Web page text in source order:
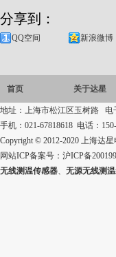
分享到：
QQ空间 新浪微博
首页 关于达星
地址：上海市松江区玉树路 电
手机：021-67818618 电话：
Copyright © 2012-2020 上海达
网站ICP备案号： 沪ICP备
无线测温传感器、 无源无线测